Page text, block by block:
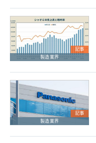
記事
製造業界
記事
製造業界